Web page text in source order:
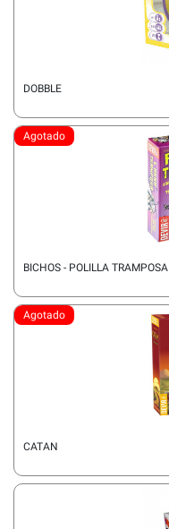
DOBBLE
Agotado
BICHOS - POLILLA TRAMPOSA
Agotado
CATAN